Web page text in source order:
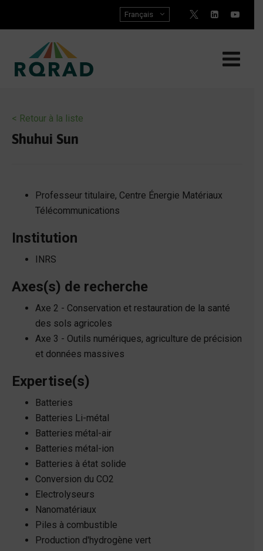
Français
< Retour à la liste
Shuhui Sun
Professeur titulaire, Centre Énergie Matériaux
Télécommunications
Institution
INRS
Axes(s) de recherche
Axe 2 - Conservation et restauration de la santé
des sols agricoles
Axe 3 - Outils numériques, agriculture de précision
et données massives
Expertise(s)
Batteries
Batteries Li-métal
Batteries métal-air
Batteries métal-ion
Batteries à état solide
Conversion du CO2
Electrolyseurs
Nanomatériaux
Piles à combustible
Production d'hydrogène vert